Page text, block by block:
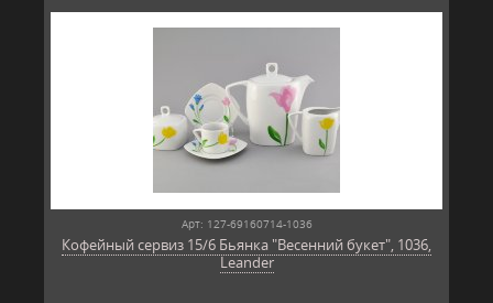
Арт: 127-69160714-1036
Кофейный сервиз 15/6 Бьянка "Весенний букет", 1036,
Leander